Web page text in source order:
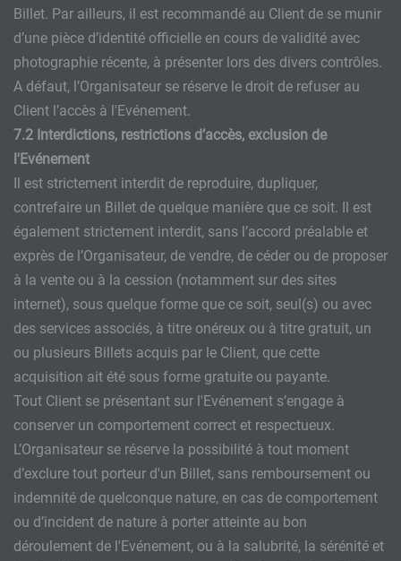
Billet. Par ailleurs, il est recommandé au Client de se munir
d’une pièce d’identité officielle en cours de validité avec
photographie récente, à présenter lors des divers contrôles.
A défaut, l’Organisateur se réserve le droit de refuser au
Client l’accès à l'Evénement.
7.2 Interdictions, restrictions d’accès, exclusion de
l'Evénement
Il est strictement interdit de reproduire, dupliquer,
contrefaire un Billet de quelque manière que ce soit. Il est
également strictement interdit, sans l’accord préalable et
exprès de l’Organisateur, de vendre, de céder ou de proposer
à la vente ou à la cession (notamment sur des sites
internet), sous quelque forme que ce soit, seul(s) ou avec
des services associés, à titre onéreux ou à titre gratuit, un
ou plusieurs Billets acquis par le Client, que cette
acquisition ait été sous forme gratuite ou payante.
Tout Client se présentant sur l'Evénement s’engage à
conserver un comportement correct et respectueux.
L’Organisateur se réserve la possibilité à tout moment
d’exclure tout porteur d'un Billet, sans remboursement ou
indemnité de quelconque nature, en cas de comportement
ou d’incident de nature à porter atteinte au bon
déroulement de l'Evénement, ou à la salubrité, la sérénité et